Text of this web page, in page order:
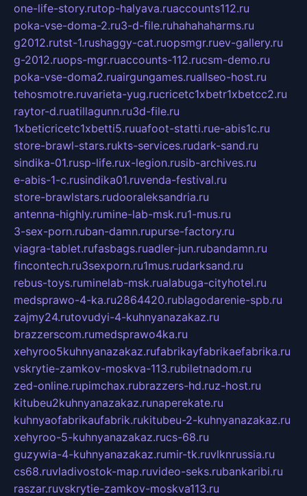
one-life-story.rutop-halyava.ruaccounts112.ru
poka-vse-doma-2.ru3-d-file.ruhahahaharms.ru
g2012.rutst-1.rushaggy-cat.ruopsmgr.ruev-gallery.ru
g-2012.ruops-mgr.ruaccounts-112.rucsm-demo.ru
poka-vse-doma2.ruairgungames.ruallseo-host.ru
tehosmotre.ruvarieta-yug.rucricetc1xbetr1xbetcc2.ru
raytor-d.ruatillagunn.ru3d-file.ru
1xbeticricetc1xbetti5.ruuafoot-statti.rue-abis1c.ru
store-brawl-stars.rukts-services.rudark-sand.ru
sindika-01.rusp-life.rux-legion.rusib-archives.ru
e-abis-1-c.rusindika01.ruvenda-festival.ru
store-brawlstars.rudooraleksandria.ru
antenna-highly.rumine-lab-msk.ru1-mus.ru
3-sex-porn.ruban-damn.rupurse-factory.ru
viagra-tablet.rufasbags.ruadler-jun.rubandamn.ru
fincontech.ru3sexporn.ru1mus.rudarksand.ru
rebus-toys.ruminelab-msk.rualabuga-cityhotel.ru
medsprawo-4-ka.ru2864420.rublagodarenie-spb.ru
zajmy24.rutovudyi-4-kuhnyanazakaz.ru
brazzerscom.rumedsprawo4ka.ru
xehyroo5kuhnyanazakaz.rufabrikayfabrikaefabrika.ru
vskrytie-zamkov-moskva-113.rubiletnadom.ru
zed-online.rupimchax.rubrazzers-hd.ruz-host.ru
kitubeu2kuhnyanazakaz.runaperekate.ru
kuhnyaofabrikaufabrik.rukitubeu-2-kuhnyanazakaz.ru
xehyroo-5-kuhnyanazakaz.rucs-68.ru
guzywia-4-kuhnyanazakaz.rumir-tk.ruvlknrussia.ru
cs68.ruvladivostok-map.ruvideo-seks.rubankaribi.ru
raszar.ruvskrytie-zamkov-moskva113.ru